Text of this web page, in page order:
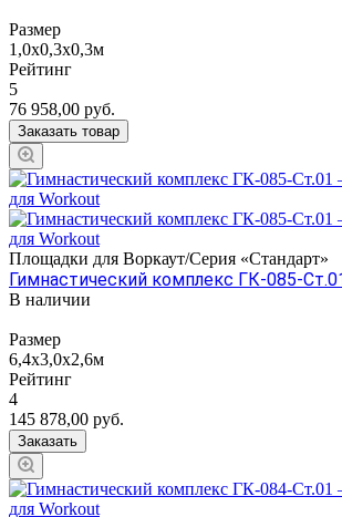
Размер
1,0х0,3х0,3м
Рейтинг
5
76 958,00 руб.
Заказать товар
Площадки для Воркаут/Серия «Стандарт»
Гимнастический комплекс ГК-085-
В наличии
Размер
6,4х3,0х2,6м
Рейтинг
4
145 878,00 руб.
Заказать